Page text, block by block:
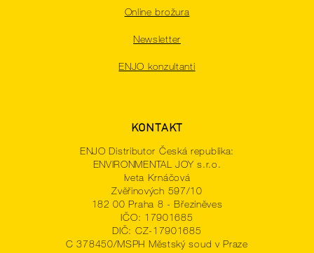
Online brožura
Newsletter
ENJO konzultanti
KONTAKT
ENJO Distributor Česká republika:
ENVIRONMENTAL JOY s.r.o.
Iveta Krnáčová
Zvěřinových 597/10
182 00 Praha 8 - Březiněves
IČO: 17901685
DIČ: CZ-17901685
C 378450/MSPH Městský soud v Praze